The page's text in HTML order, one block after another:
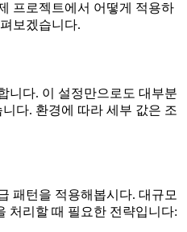
프로젝트에서 어떻게 적용하
보겠습니다.
니다. 이 설정만으로도 대부분
다. 환경에 따라 세부 값은 조
패턴을 적용해봅시다. 대규모
처리할 때 필요한 전략입니다: